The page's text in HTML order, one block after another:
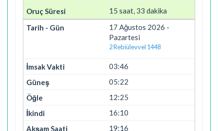
15 saat, 33 dakika
17 Ağustos 2026 -
Pazartesi
2 Rebiülevvel 1448
03:46
05:22
12:25
16:10
19:16